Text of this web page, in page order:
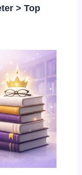
> Top